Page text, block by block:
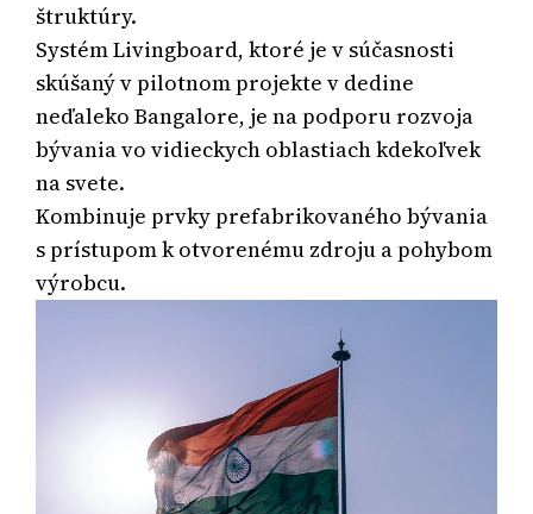
štruktúry.
Systém Livingboard, ktoré je v súčasnosti
skúšaný v pilotnom projekte v dedine
neďaleko Bangalore, je na podporu rozvoja
bývania vo vidieckych oblastiach kdekoľvek
na svete.
Kombinuje prvky prefabrikovaného bývania
s prístupom k otvorenému zdroju a pohybom
výrobcu.